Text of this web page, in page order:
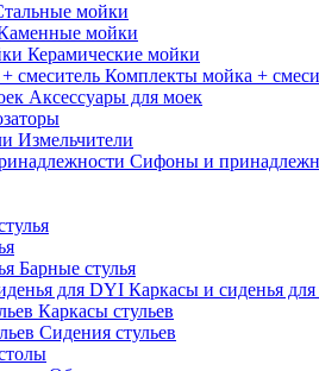
мойки
мойки
Керамические мойки
Комплекты мойка +
Аксессуары для моек
Измельчители
Сифоны и
Барные стулья
Каркасы и сиденья
Каркасы стульев
Сидения стульев